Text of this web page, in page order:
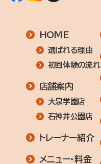
HOME
選ばれる理由
初回体験の流れ
店舗案内
大泉学園店
石神井公園店
トレーナー紹介
メニュー・料金